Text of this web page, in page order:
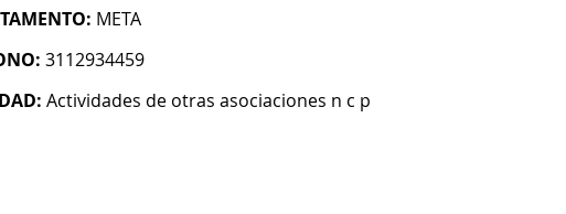
META
3112934459
Actividades de otras asociaciones n c p